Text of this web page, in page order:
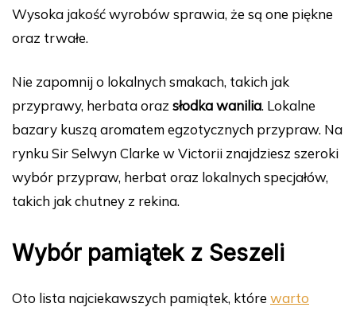
Wysoka jakość wyrobów sprawia, że są one piękne
oraz trwałe.
Nie zapomnij o lokalnych smakach, takich jak
przyprawy, herbata oraz słodka wanilia. Lokalne
bazary kuszą aromatem egzotycznych przypraw. Na
rynku Sir Selwyn Clarke w Victorii znajdziesz szeroki
wybór przypraw, herbat oraz lokalnych specjałów,
takich jak chutney z rekina.
Wybór pamiątek z Seszeli
Oto lista najciekawszych pamiątek, które warto